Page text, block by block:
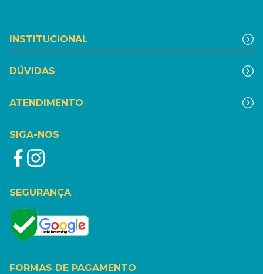
INSTITUCIONAL
DÚVIDAS
ATENDIMENTO
SIGA-NOS
SEGURANÇA
FORMAS DE PAGAMENTO